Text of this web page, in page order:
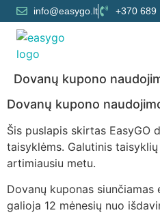
info@easygo.lt +370 689
Dovanų kupono
Dovanų kupono
Šis puslapis skirtas EasyGO
taisyklėms. Galutinis
artimiausiu metu.
Dovanų kuponas siunčiamas
galioja 12 mėnesių nuo